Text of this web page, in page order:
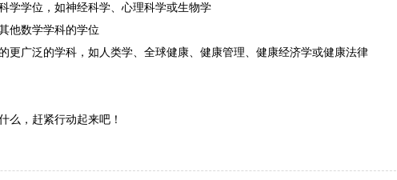
学学位，如神经科学、心理科学或生物学
他数学学科的学位
更广泛的学科，如人类学、全球健康、健康管理、健康经济学或健康法律
么，赶紧行动起来吧！